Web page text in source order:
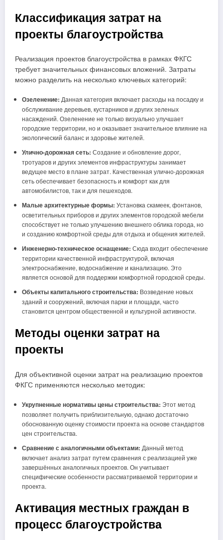
Классификация затрат на
проекты благоустройства
Реализация проектов благоустройства в рамках ФКГС
требует значительных финансовых вложений. Затраты
можно разделить на несколько ключевых категорий:
Озеленение: Данная категория включает расходы на посадку и
обслуживание деревьев, кустарников и других зеленых
насаждений. Озеленение не только визуально улучшает
городские территории, но и оказывает значительное влияние на
экологический баланс и здоровье жителей.
Улично-дорожная сеть: Создание и обновление дорог,
тротуаров и других элементов инфраструктуры занимает
ведущее место в плане затрат. Качественная улично-дорожная
сеть обеспечивает безопасность и комфорт как для
автомобилистов, так и для пешеходов.
Малые архитектурные формы: Установка скамеек, фонтанов,
осветительных приборов и других элементов городской мебели
способствует не только улучшению внешнего облика города, но
и созданию комфортной среды для отдыха и общения жителей.
Инженерно-техническое оснащение: Сюда входит обеспечение
территории качественной инфраструктурой, включая
электроснабжение, водоснабжение и канализацию. Это
является основой для поддержки комфортной городской среды.
Объекты капитального строительства: Возведение новых
зданий и сооружений, включая парки и площади, часто
становится центром общественной и культурной активности.
Методы оценки затрат на
проекты
Для объективной оценки затрат на реализацию проектов
ФКГС применяются несколько методик:
Укрупненные нормативы цены строительства: Этот метод
позволяет получить приблизительную, однако достаточно
обоснованную оценку стоимости проекта на основе стандартов
цен строительства.
Сравнение с аналогичными объектами: Данный метод
включает анализ затрат путем сравнения с реализацией уже
завершённых аналогичных проектов. Он учитывает
специфические особенности рассматриваемой территории и
проекта.
Активация местных граждан в
процесс благоустройства